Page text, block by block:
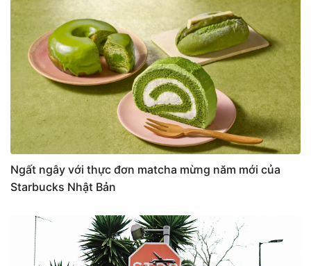
Ngất ngây với thực đơn matcha mừng năm mới của
Starbucks Nhật Bản